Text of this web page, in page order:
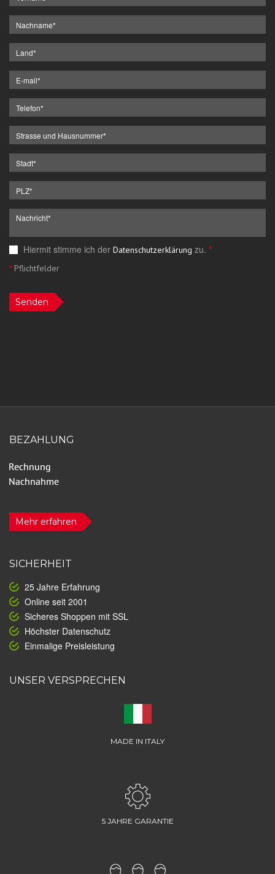
Hiermit stimme ich der Datenschutzerklärung zu. *
*Pflichtfelder
Senden
BEZAHLUNG
Mehr erfahren
SICHERHEIT
25 Jahre Erfahrung
Online seit 2001
Sicheres Shoppen mit SSL
Höchster Datenschutz
Einmalige Preisleistung
UNSER VERSPRECHEN
MADE IN ITALY
5 JAHRE GARANTIE